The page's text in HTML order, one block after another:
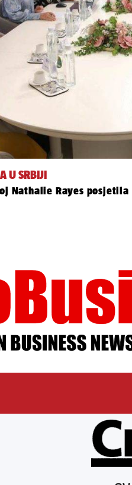
U SRBIJI
Nathalie Rayes
IMPRESSUM